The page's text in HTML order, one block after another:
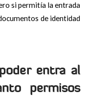
si permitía la entrada
de identidad
entra al
permisos